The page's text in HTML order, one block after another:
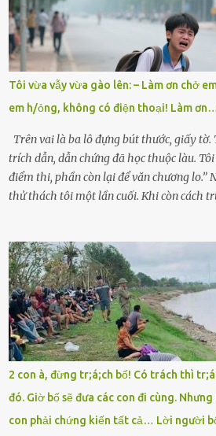
làm thuê, biết đi cày thuê từ 4h sáng rồi
trong làng thương lắm, bảo: “Thằng Trí
nên ông này bà nọ đó!” Trí có ba cô em
cái tên mẹ đặt lúc còn sống, mong tụi
giữa mùa đông. Nhưng hoa có đẹp mấy
thì chỉ toàn đất sỏi đá và khốn khó. Năm
Khoa Hà...
Tôi vừa vẫy vừa gào lên: – Làm ơn chở
em h/ỏng, không có điện thoại! Làm
Trên vai là ba lô đựng bút thước, giấy
trích dẫn, dẫn chứng đã học thuộc làu.
điểm thi, phần còn lại để văn chương lo.”
thử thách tôi một lần cuối. Khi còn cách
sực nhớ – điện thoại đang sạc, sáng nay
đường thưa thớt người qua lại, tôi hoảng
Chú ơi, cháu đi thi, xe hỏng rồi! Làm ơn
giúp cháu với, cháu không có điện thoại…
thì tăng ga tránh xa như né một kẻ lừa
như một kẻ mất trí. Vô ích. 6h10. Còn hơn
tôi chỉ có một lựa chọn duy nhất: chạy.
rút tờ giấy báo dự thi nhét túi áo, đeo ba
Chạy không ngừng. Qua ngã...
2 con à, đừng tr;á;ch bố! Có trách thì
đó. Giờ bố sẽ đưa các con đi cùng.
con phải chứng kiến tất cả… Lời người